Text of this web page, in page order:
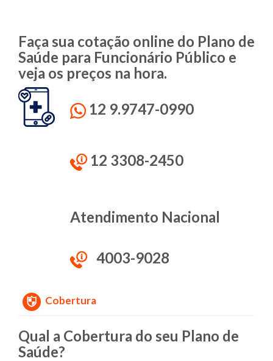
Faça sua cotação online do Plano de
Saúde para Funcionário Público e
veja os preços na hora.
12 9.9747-0990
12 3308-2450
Atendimento Nacional
4003-9028
Cobertura
Qual a Cobertura do seu Plano de
Saúde?